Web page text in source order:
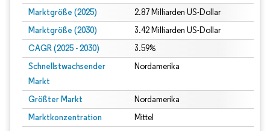
Marktgröße (2025) 2.87 Milliarden US-Dollar
Marktgröße (2030) 3.42 Milliarden US-Dollar
CAGR (2025 - 2030) 3.59%
Schnellstwachsender
Markt
Nordamerika
Größter Markt Nordamerika
Marktkonzentration Mittel